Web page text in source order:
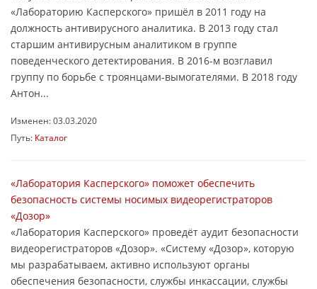
«Лабораторию Касперского» пришёл в 2011 году на
должность антивирусного аналитика. В 2013 году стал
старшим антивирусным аналитиком в группе
поведенческого детектирования. В 2016-м возглавил
группу по борьбе с троянцами-вымогателями. В 2018 году
Антон...
Изменен: 03.03.2020
Путь: Каталог
«Лаборатория Касперского» поможет обеспечить
безопасность системы носимых видеорегистраторов
«Дозор»
«Лаборатория Касперского» проведёт аудит безопасности
видеорегистраторов «Дозор». «Систему «Дозор», которую
мы разрабатываем, активно используют органы
обеспечения безопасности, службы инкассации, службы